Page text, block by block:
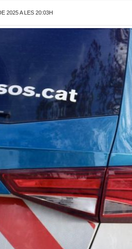
2025 A LES 20:03H